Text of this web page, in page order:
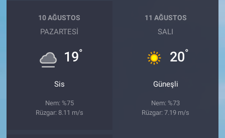
10 AĞUSTOS
PAZARTESI
19°
Sis
Nem: %75
Rüzgar: 8.11 m/s
11 AĞUSTOS
SALI
20°
Güneşli
Nem: %73
Rüzgar: 7.19 m/s